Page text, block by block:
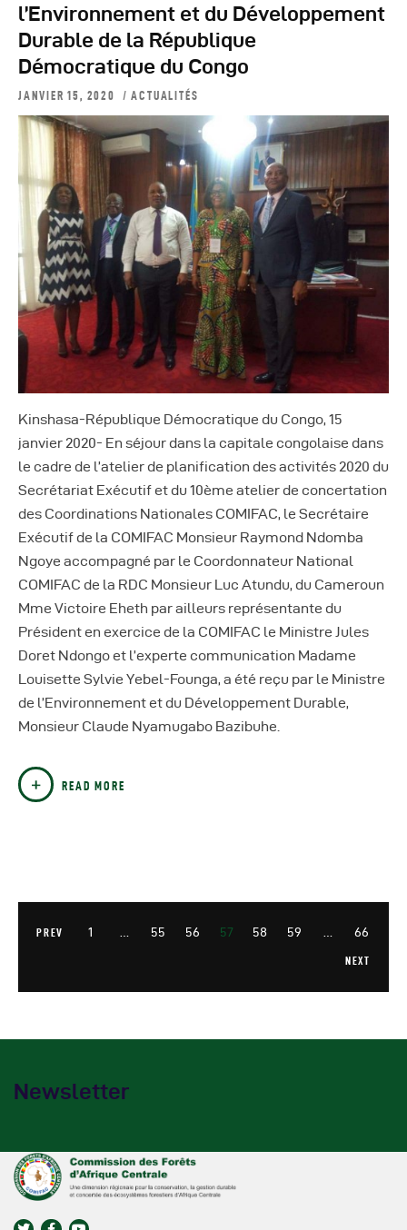
l’Environnement et du Développement
Durable de la République
Démocratique du Congo
JANVIER 15, 2020 ACTUALITÉS
Kinshasa-République Démocratique du Congo, 15
janvier 2020- En séjour dans la capitale congolaise dans
le cadre de l’atelier de planification des activités 2020 du
Secrétariat Exécutif et du 10ème atelier de concertation
des Coordinations Nationales COMIFAC, le Secrétaire
Exécutif de la COMIFAC Monsieur Raymond Ndomba
Ngoye accompagné par le Coordonnateur National
COMIFAC de la RDC Monsieur Luc Atundu, du Cameroun
Mme Victoire Eheth par ailleurs représentante du
Président en exercice de la COMIFAC le Ministre Jules
Doret Ndongo et l’experte communication Madame
Louisette Sylvie Yebel-Founga, a été reçu par le Ministre
de l’Environnement et du Développement Durable,
Monsieur Claude Nyamugabo Bazibuhe.
READ MORE
PREV 1 55 56 57 58 59 66
NEXT
Newsletter